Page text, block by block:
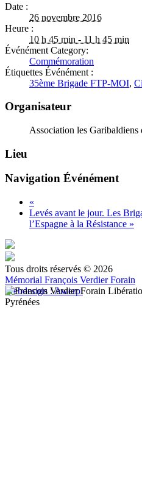
Date :
26 novembre 2016
Heure :
10 h 45 min - 11 h 45 min
Événément Category:
Commémoration
Étiquettes Événément :
35ème Brigade FTP-MOI,
Organisateur
Association les Garibaldiens
Lieu
Navigation Événément
«
Levés avant le jour. Les
l’Espagne à la Résistance »
Tous droits réservés © 2026
Mémorial François Verdier Forain
Webdesign : Awerpi